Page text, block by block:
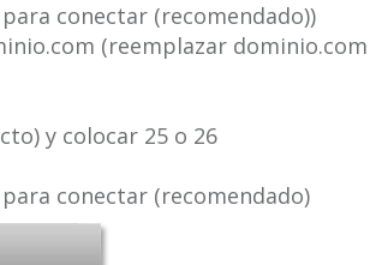
conectar (recomendado))
(reemplazar dominio.com
y colocar 25 o 26
conectar (recomendado)